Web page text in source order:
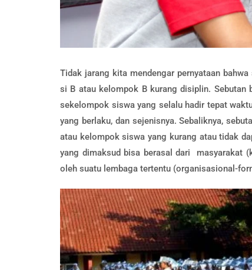
Tidak jarang kita mendengar pernyataan
si B atau kelompok B kurang disiplin.
sekelompok siswa yang selalu hadir tepat
yang berlaku, dan sejenisnya. Sebaliknya,
atau kelompok siswa yang kurang atau tidak
yang dimaksud bisa berasal dari masyarakat
oleh suatu lembaga tertentu (organisasional-